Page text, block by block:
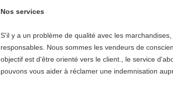
Nos services
S'il y a un problème de qualité avec les
responsables. Nous sommes les vendeurs de
objectif est d'être orienté vers le client., le service
pouvons vous aider à réclamer une indemnisation